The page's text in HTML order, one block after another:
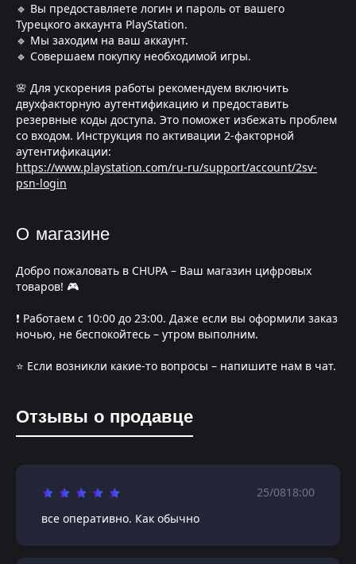
🔹 Вы предоставляете логин и пароль от вашего
Турецкого аккаунта PlayStation.
🔹 Мы заходим на ваш аккаунт.
🔹 Совершаем покупку необходимой игры.
🌸 Для ускорения работы рекомендуем включить
двухфакторную аутентификацию и предоставить
резервные коды доступа. Это поможет избежать проблем
со входом. Инструкция по активации 2-факторной
аутентификации:
https://www.playstation.com/ru-ru/support/account/2sv-
psn-login
О магазине
Добро пожаловать в CHUPA – Ваш магазин цифровых
товаров! 🎮
❗️ Работаем с 10:00 до 23:00. Даже если вы оформили заказ
ночью, не беспокойтесь – утром выполним.
⭐️ Если возникли какие-то вопросы – напишите нам в чат.
Отзывы о продавце
25/0818:00
все оперативно. Как обычно